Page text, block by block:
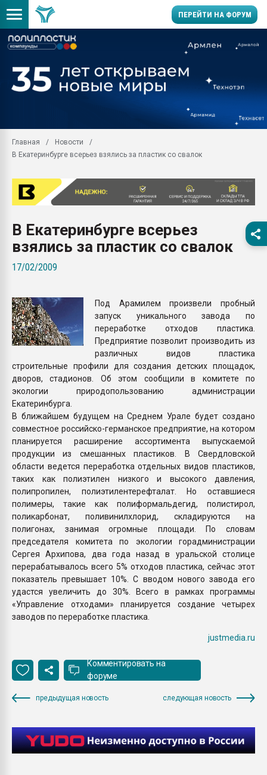
ПЕРЕЙТИ НА ФОРУМ
производство SPC
заводу пластмасс"
Подмосковье, Москва
28.07.2026
пластмасс
28.07.2026
ПЕРЕЙТИ НА
Главная
Новости
В Екатеринбурге всерьез взялись за пластик со свалок
В Екатеринбурге всерьез
взялись за пластик со свалок
17/02/2009
Под Арамилем произвели пробный
запуск уникального завода по
переработке отходов пластика.
Предприятие позволит производить из
различных видов пластика
строительные профили для создания детских площадок,
дворов, стадионов. Об этом сообщили в комитете по
экологии природопользованию администрации
Екатеринбурга.
В ближайшем будущем на Среднем Урале будет создано
совместное российско-германское предприятие, на котором
планируется расширение ассортимента выпускаемой
продукции из смешанных пластиков. В Свердловской
области ведется переработка отдельных видов пластиков,
таких как полиэтилен низкого и высокого давления,
полипропилен, полиэтилентерефталат. Но оставшиеся
полимеры, такие как полиформальдегид, полистирол,
поликарбонат, поливинилхлорид, складируются на
полигонах, занимая огромные площади. По словам
председателя комитета по экологии горадминистрации
Сергея Архипова, два года назад в уральской столице
перерабатывалось всего 5% отходов пластика, сейчас этот
показатель превышает 10%. С вводом нового завода его
удастся увеличить до 30%. Всего в рамках программы
«Управление отходами» планируется создание четырех
заводов по переработке пластика.
justmedia.ru
Комментировать на
форуме
предыдущая новость следующая новость